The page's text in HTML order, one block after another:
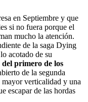
en Septiembre y que
si no fuera porque el
mucho la atención.
de la saga Dying
acotado de su
del primero de los
de la segunda
mayor verticalidad y una
escapar de las hordas